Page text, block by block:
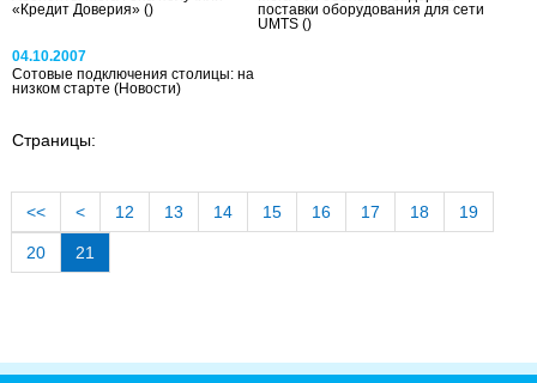
«Кредит Доверия» ()
поставки оборудования для сети
UMTS()
04.10.2007
Сотовые подключения столицы: на
низком старте (Новости)
Страницы:
<< < 12 13 14 15 16 17 18 19
20 21